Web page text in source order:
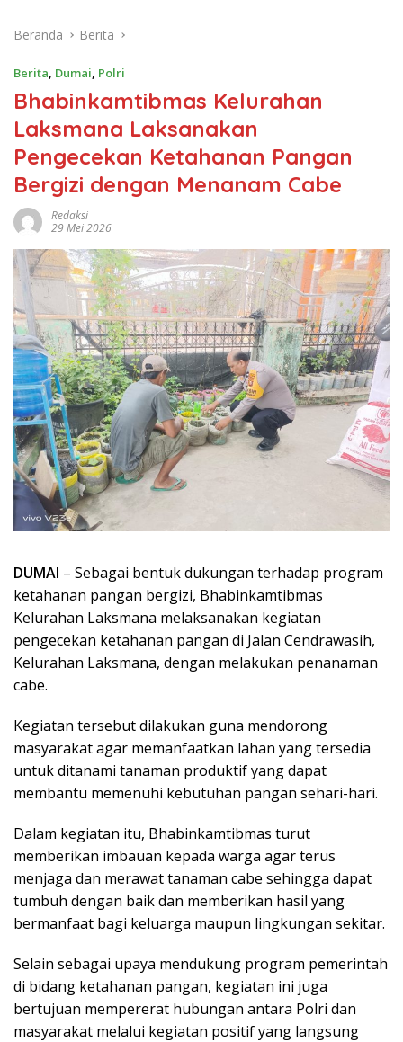
Beranda Berita
Berita, Dumai, Polri
Bhabinkamtibmas Kelurahan
Laksmana Laksanakan
Pengecekan Ketahanan Pangan
Bergizi dengan Menanam Cabe
Redaksi
29 Mei 2026
DUMAI – Sebagai bentuk dukungan terhadap program
ketahanan pangan bergizi, Bhabinkamtibmas
Kelurahan Laksmana melaksanakan kegiatan
pengecekan ketahanan pangan di Jalan Cendrawasih,
Kelurahan Laksmana, dengan melakukan penanaman
cabe.
Kegiatan tersebut dilakukan guna mendorong
masyarakat agar memanfaatkan lahan yang tersedia
untuk ditanami tanaman produktif yang dapat
membantu memenuhi kebutuhan pangan sehari-hari.
Dalam kegiatan itu, Bhabinkamtibmas turut
memberikan imbauan kepada warga agar terus
menjaga dan merawat tanaman cabe sehingga dapat
tumbuh dengan baik dan memberikan hasil yang
bermanfaat bagi keluarga maupun lingkungan sekitar.
Selain sebagai upaya mendukung program pemerintah
di bidang ketahanan pangan, kegiatan ini juga
bertujuan mempererat hubungan antara Polri dan
masyarakat melalui kegiatan positif yang langsung